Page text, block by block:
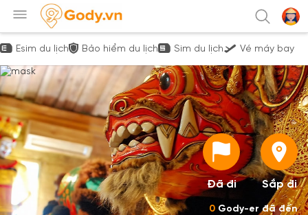
Esim du lịch Bảo hiểm du lịch Sim du lịch Vé máy bay
Đã đi Sắp đi
0 Gody-er đã đến